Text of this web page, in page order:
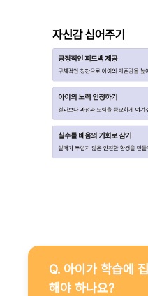
Q. 아이가 학습에
해야 하나요?